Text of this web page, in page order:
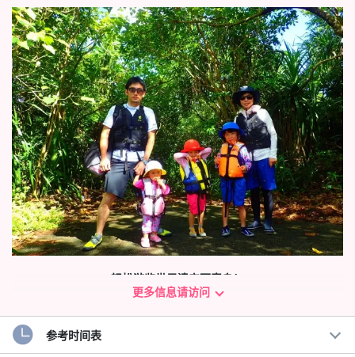
轻松游览世界遗产西表岛！
带您游览迈拉河，享受原始自然风光。
强烈推荐那些希望享受 "人少悠闲独木舟之旅 "的游客参加此行程！
更多信息请访问
参考时间表